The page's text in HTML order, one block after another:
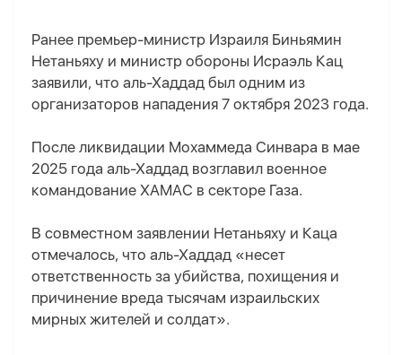
Ранее премьер-министр Израиля Биньямин
Нетаньяху и министр обороны Исраэль Кац
заявили, что аль-Хаддад был одним из
организаторов нападения 7 октября 2023 года.
После ликвидации Мохаммеда Синвара в мае
2025 года аль-Хаддад возглавил военное
командование ХАМАС в секторе Газа.
В совместном заявлении Нетаньяху и Каца
отмечалось, что аль-Хаддад «несет
ответственность за убийства, похищения и
причинение вреда тысячам израильских
мирных жителей и солдат».